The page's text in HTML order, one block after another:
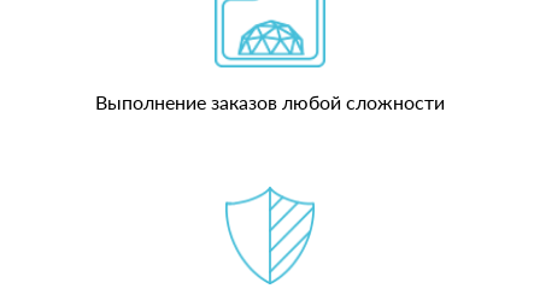
Выполнение заказов любой сложности